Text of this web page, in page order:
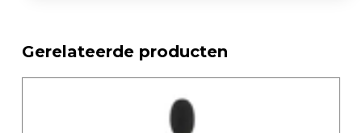
Gerelateerde producten